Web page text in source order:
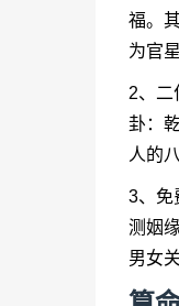
福。
为官星
2、二
卦：
人的
3、免
测姻
男女